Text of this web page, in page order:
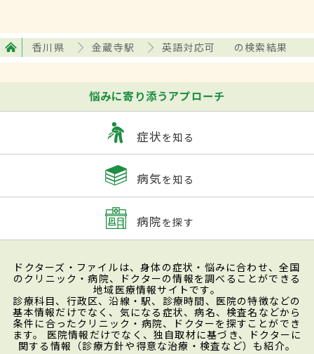
香川県 金蔵寺駅 英語対応可 の検索結果
悩みに寄り添うアプローチ
症状を知る
病気を知る
病院を探す
ドクターズ・ファイルは、身体の症状・悩みに合わせ、全国
のクリニック・病院、ドクターの情報を調べることができる
地域医療情報サイトです。
診療科目、行政区、沿線・駅、診療時間、医院の特徴などの
基本情報だけでなく、気になる症状、病名、検査名などから
条件に合ったクリニック・病院、ドクターを探すことができ
ます。 医院情報だけでなく、独自取材に基づき、ドクターに
関する情報（診療方針や得意な治療・検査など）も紹介。